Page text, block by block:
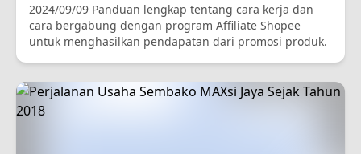
2024/09/09 Panduan lengkap tentang cara kerja dan
cara bergabung dengan program Affiliate Shopee
untuk menghasilkan pendapatan dari promosi produk.